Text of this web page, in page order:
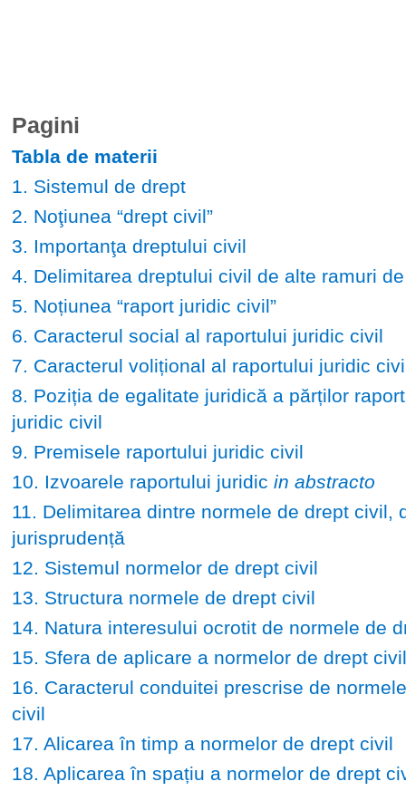
Pagini
Tabla de materii
1. Sistemul de drept
2. Noţiunea “drept civil”
3. Importanţa dreptului civil
4. Delimitarea dreptului civil de alte ramuri
5. Noțiunea “raport juridic civil”
6. Caracterul social al raportului juridic civil
7. Caracterul volițional al raportului juridic
8. Poziția de egalitate juridică a părților
juridic civil
9. Premisele raportului juridic civil
10. Izvoarele raportului juridic in abstracto
11. Delimitarea dintre normele de drept civil,
jurisprudență
12. Sistemul normelor de drept civil
13. Structura normele de drept civil
14. Natura interesului ocrotit de normele de
15. Sfera de aplicare a normelor de drept civil
16. Caracterul conduitei prescrise de
civil
17. Alicarea în timp a normelor de drept civil
18. Aplicarea în spațiu a normelor de drept